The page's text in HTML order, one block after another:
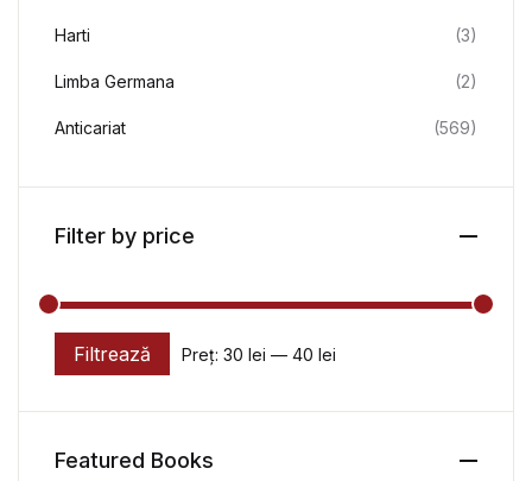
Harti (3)
Limba Germana (2)
Anticariat (569)
Filter by price
Preț minim
Preț maxim
Filtrează Preț: 30 lei — 40 lei
Featured Books